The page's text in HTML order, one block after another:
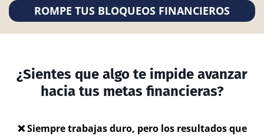
ROMPE TUS BLOQUEOS FINANCIEROS
¿Sientes que algo te impide avanzar
hacia tus metas financieras?
❌ Siempre trabajas duro, pero los resultados que